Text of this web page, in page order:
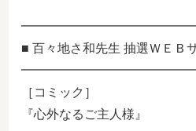
■ 百々地さ和先生 抽選ＷＥＢ
［コミック］
『心外なるご主人様』